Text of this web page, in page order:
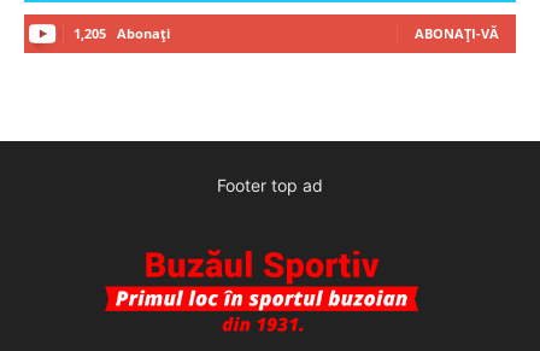
1,205 Abonați ABONAȚI-VĂ
Footer top ad